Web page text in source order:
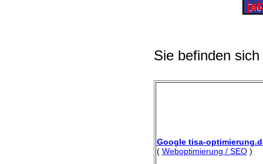
Sie befinden
Google tisa-
( Weboptimierung / SEO)